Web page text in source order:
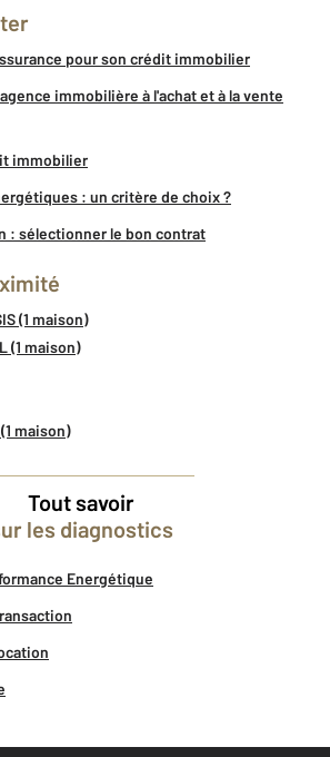
pour son crédit immobilier
immobilière à l'achat et à la vente
immobilier
: un critère de choix ?
: sélectionner le bon contrat
(1 maison)
(1 maison)
(1 maison)
Tout savoir
les diagnostics
Energétique